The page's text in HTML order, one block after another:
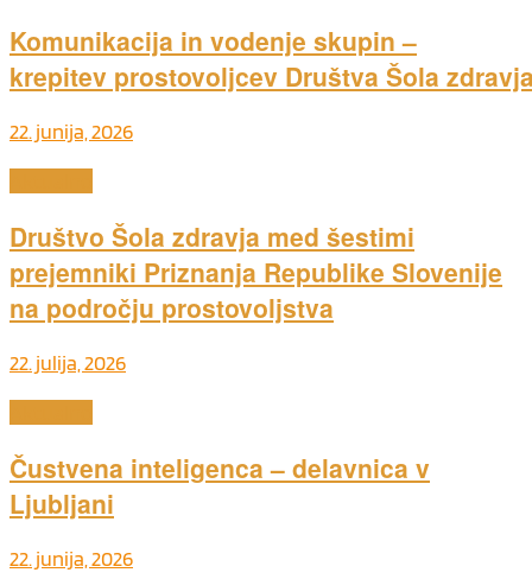
Komunikacija in vodenje skupin –
krepitev prostovoljcev Društva Šola
22. junija, 2026
Društvo Šola zdravja med šestimi
prejemniki Priznanja Republike Slovenije
na področju prostovoljstva
22. julija, 2026
Čustvena inteligenca – delavnica v
Ljubljani
22. junija, 2026